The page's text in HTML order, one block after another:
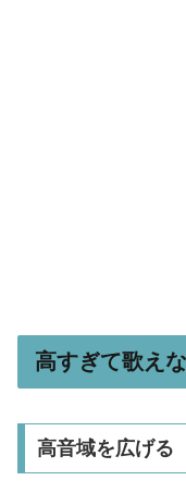
高すぎて歌え
高音域を広げる